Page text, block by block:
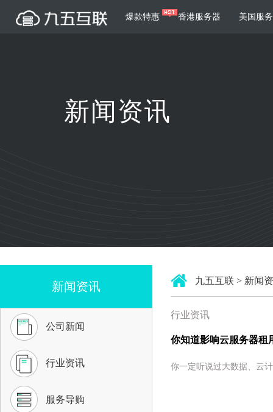
爆款特惠 香港服务器 美国服
日本服务器 台湾服务器
根据不同规模的网站提供可定制化的架
构和一站式协助新闻资讯
新闻资讯
公司新闻
行业资讯
服务导购
九五互联 > 新闻
行业资讯
你知道影响云服务器租
你一定听说过大数据、云